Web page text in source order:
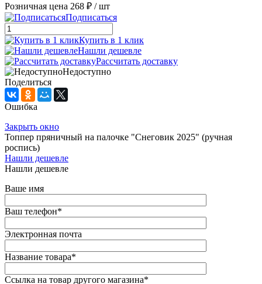
Розничная цена 268 ₽ / шт
Подписаться
Купить в 1 клик
Нашли дешевле
Рассчитать доставку
Недоступно
Поделиться
Ошибка
Закрыть окно
Топпер пряничный на палочке "Снеговик 2025" (ручная
роспись)
Нашли дешевле
Нашли дешевле
Ваше имя
Ваш телефон*
Электронная почта
Название товара*
Ссылка на товар другого магазина*